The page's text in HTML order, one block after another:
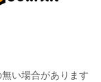
い場合があります